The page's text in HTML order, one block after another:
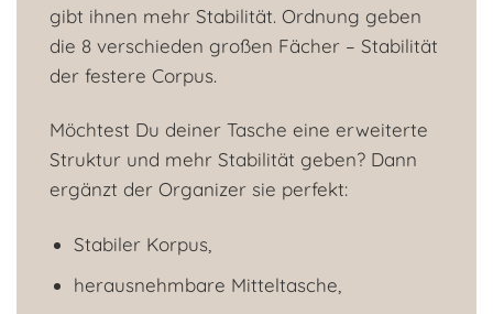
gibt ihnen mehr Stabilität. Ordnung geben
die 8 verschieden großen Fächer – Stabilität
der festere Corpus.
Möchtest Du deiner Tasche eine erweiterte
Struktur und mehr Stabilität geben? Dann
ergänzt der Organizer sie perfekt:
Stabiler Korpus,
herausnehmbare Mitteltasche,